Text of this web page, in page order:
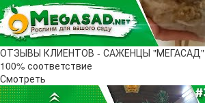
ОТЗЫВЫ КЛИЕНТОВ - САЖЕНЦЫ "МЕГАСАД"
100% соответствие
Смотреть